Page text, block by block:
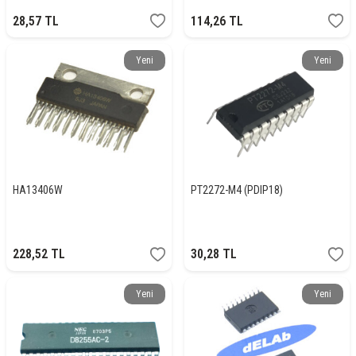
28,57 TL 114,26 TL
Yeni
HA13406W
228,52 TL
Yeni
PT2272-M4 (PDIP18)
30,28 TL
Yeni Yeni